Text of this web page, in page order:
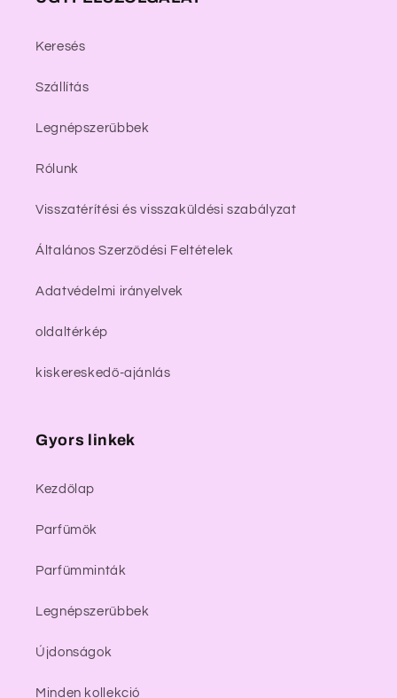
Keresés
Szállítás
Legnépszerűbbek
Rólunk
Visszatérítési és visszaküldési szabályzat
Általános Szerződési Feltételek
Adatvédelmi irányelvek
oldaltérkép
kiskereskedő-ajánlás
Gyors linkek
Kezdőlap
Parfümök
Parfümminták
Legnépszerűbbek
Újdonságok
Minden kollekció